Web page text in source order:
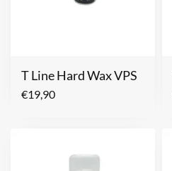
T Line Hard Wax VPS
€19,90